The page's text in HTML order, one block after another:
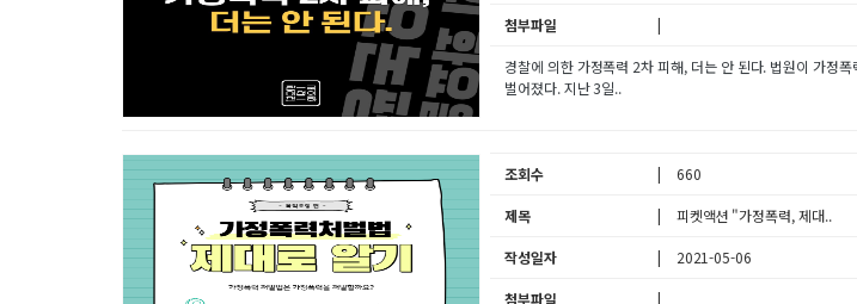
첨부파일
경찰에 의한 가정폭력 2차 피해, 더는 안 된다. 법원이 가정
벌어졌다. 지난 3일..
조회수 660
제목 피켓액션 "가정폭력, 제대..
작성일자 2021-05-06
첨부파일